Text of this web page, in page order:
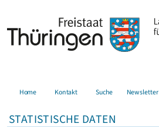
Home Kontakt Suche Newsletter
STATISTISCHE DATEN